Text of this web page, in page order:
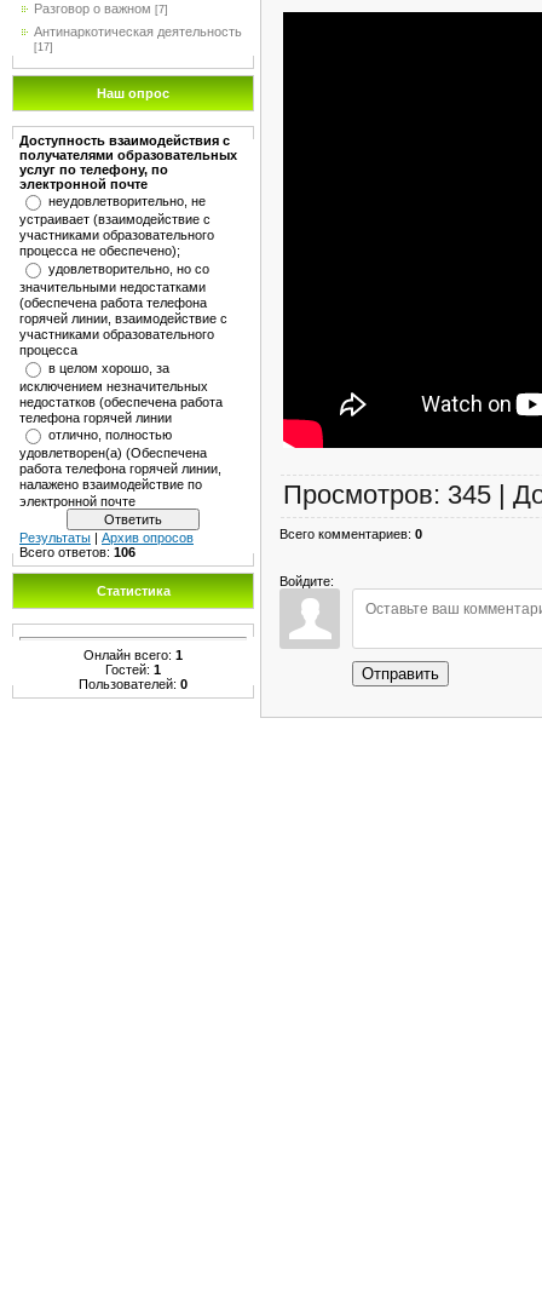
Разговор о важном [7]
Антинаркотическая деятельность
[17]
Наш опрос
Доступность взаимодействия с
получателями образовательных
услуг по телефону, по
электронной почте
неудовлетворительно, не
устраивает (взаимодействие с
участниками образовательного
процесса не обеспечено);
удовлетворительно, но со
значительными недостатками
(обеспечена работа телефона
горячей линии, взаимодействие с
участниками образовательного
процесса
в целом хорошо, за
исключением незначительных
недостатков (обеспечена работа
телефона горячей линии
отлично, полностью
удовлетворен(а) (Обеспечена
работа телефона горячей линии,
налажено взаимодействие по
электронной почте
Результаты | Архив опросов
Всего ответов: 106
Статистика
Онлайн всего: 1
Гостей: 1
Пользователей: 0
Просмотров: 345 |
Всего комментариев: 0
Войдите:
Отправить